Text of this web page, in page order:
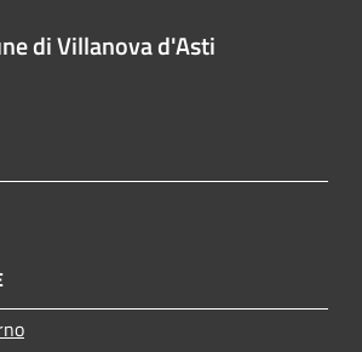
di Villanova d'Asti